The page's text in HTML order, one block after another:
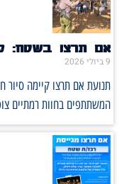
אם תרצו בשטח:
9 ביולי 2026
תנועת אם תרצו קיימה סיור
המשתתפים בחוות רמתיים